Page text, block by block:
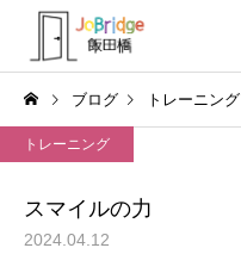
ブログ トレーニング
トレーニング
スマイルの力
2024.04.12